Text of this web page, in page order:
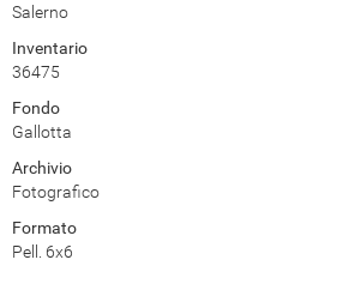
Salerno
Inventario
36475
Fondo
Gallotta
Archivio
Fotografico
Formato
Pell. 6x6